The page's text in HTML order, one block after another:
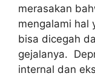
merasakan
mengalami hal
bisa dicegah
gejalanya.
internal dan